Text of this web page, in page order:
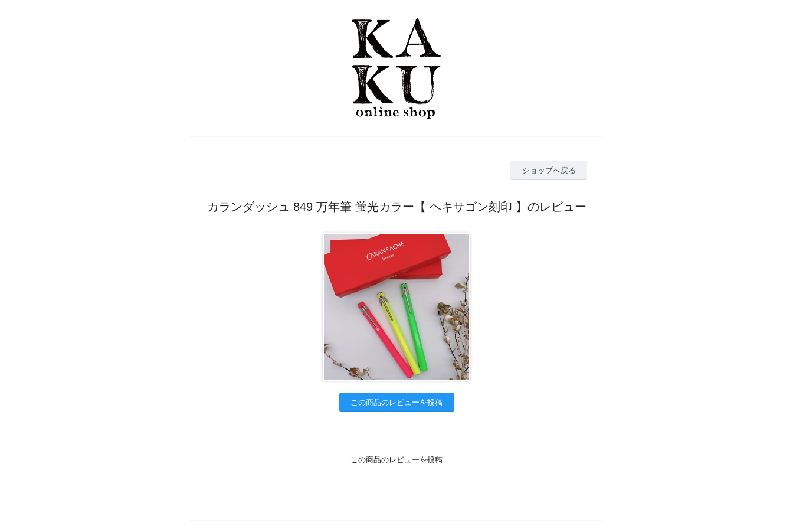
ショップへ戻る
カランダッシュ 849 万年筆 蛍光カラー【 ヘキサゴン刻印 】のレビュー
この商品のレビューを投稿
この商品のレビューを投稿